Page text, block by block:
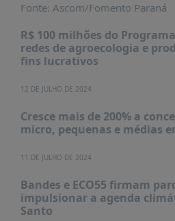
ESTUDOS
NOTÍCIAS
PRÊMIO
BID
ABDE
DE
+
CONTATO
Fonte: Ascom/Fomento Paraná
R$ 100 milhões do
redes de agroecologia e
fins lucrativos
12 DE JULHO DE 2024
Cresce mais de 200% a
micro, pequenas e médias
11 DE JULHO DE 2024
Bandes e ECO55 firmam
impulsionar a agenda
Santo